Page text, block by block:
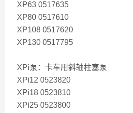
XP63 0517635
XP80 0517610
XP108 0517620
XP130 0517795
XPi泵：卡车用斜轴柱塞泵
XPi12 0523820
XPi18 0523810
XPi25 0523800